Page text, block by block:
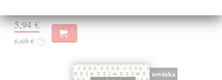
5,94 €
6,60 € ?
novinka